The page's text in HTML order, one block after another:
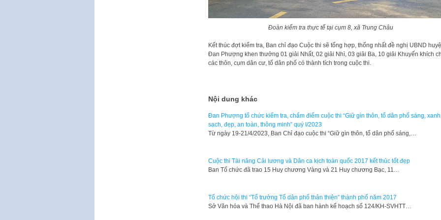
Đoàn kiểm tra thực tế tại cụm 8, xã Trung Châu
Kết thúc đợt kiểm tra, Ban chỉ đạo Cuộc thi sẽ tổng hợp, thống nhất đề nghị UBND
Đan Phượng khen thưởng 01 giải Nhất, 02 giải Nhì, 03 giải Ba, 10 giải Khuyến khích
các thôn, cụm dân cư, tổ dân phố có thành tích trong cuộc thi.
Nội dung khác
Đan Phượng tổ chức kiểm tra, chấm điểm cuộc thi “Giữ gìn thôn, tổ dân phố sáng,
sạch, đẹp, an toàn, thông minh” quý I/2023
Từ ngày 19-21/4/2023, Ban Chỉ đạo cuộc thi “Giữ gìn thôn, tổ dân phố sáng,…
Cuộc thi Tài năng Cải lương và Dân ca kịch toàn quốc 2017 kết thúc tốt đẹp
Ban Tổ chức đã trao 15 Huy chương Vàng và 21 Huy chương Bạc, 11…
Tổ chức hội thi “Tổ trưởng Tổ dân phố thân thiện” thành phố năm 2017
Sở Văn hóa và Thể thao Hà Nội đã ban hành kế hoạch số 124/KH-SVHTT…